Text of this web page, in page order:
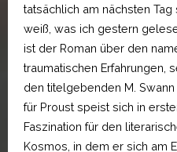
tatsächlich am nächsten
weiß, was ich gestern
ist der Roman über den
traumatischen Erfahrungen,
den titelgebenden M.
für Proust speist sich in
Faszination für den
Kosmos, in dem er sich am